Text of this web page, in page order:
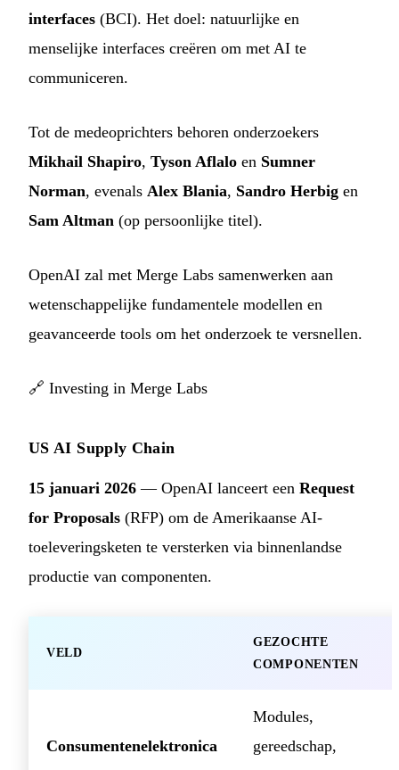
interfaces (BCI). Het doel: natuurlijke en
menselijke interfaces creëren om met AI te
communiceren.
Tot de medeoprichters behoren onderzoekers
Mikhail Shapiro, Tyson Aflalo en Sumner
Norman, evenals Alex Blania, Sandro Herbig en
Sam Altman (op persoonlijke titel).
OpenAI zal met Merge Labs samenwerken aan
wetenschappelijke fundamentele modellen en
geavanceerde tools om het onderzoek te versnellen.
🔗 Investing in Merge Labs
US AI Supply Chain
15 januari 2026 — OpenAI lanceert een Request
for Proposals (RFP) om de Amerikaanse AI-
toeleveringsketen te versterken via binnenlandse
productie van componenten.
VELD
GEZOCHTE
COMPONENTEN
Consumentenelektronica
Modules,
gereedschap,